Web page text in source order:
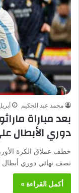
محمد عبد الحكيم أبريل 18,
بعد مباراة
دوري الأبطال
خطف عملاق الكرة
نصف نهائي دوري
أكمل القراءة »